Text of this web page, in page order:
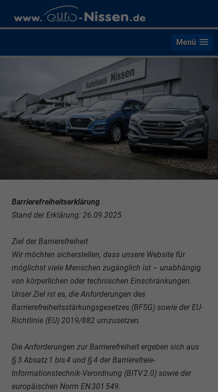
Menü
Barrierefreiheitserklärung
Stand der Erklärung: 26.09.2025
Ziel der Barrierefreiheit
Wir möchten sicherstellen, dass unsere Website für
möglichst viele Menschen zugänglich ist – unabhängig
von körperlichen oder technischen Einschränkungen.
Unser Ziel ist es, die Anforderungen des
Barrierefreiheitsstärkungsgesetzes (BFSG) sowie der EU-
Richtlinie (EU) 2019/882 umzusetzen.
Die Anforderungen zur Barrierefreiheit ergeben sich aus
§ 3 Absatz 1 bis 4 und § 4 der Barrierefreie-
Informationstechnik-Verordnung (BITV 2.0) sowie der
europäischen Norm EN 301 549.